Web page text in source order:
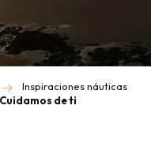
Inspiraciones náuticas
Cuidamos de ti